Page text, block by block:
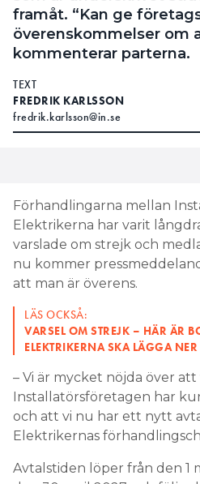
framåt. “Kan ge
överenskommelser om
kommenterar parterna.
TEXT
FREDRIK KARLSSON
fredrik.karlsson@in.se
Förhandlingarna mellan
Elektrikerna har varit
varslade om strejk och
nu kommer
att man är överens.
LÄS OCKSÅ:
VARSEL OM STREJK – HÄR ÄR
ELEKTRIKERNA SKA LÄGGA NER
– Vi är mycket nöjda över att
Installatörsföretagen har
och att vi nu har ett nytt
Elektrikernas
Avtalstiden löper från den 1